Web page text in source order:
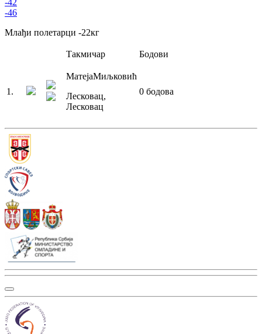
-46
Млађи полетарци -22кг
Такмичар Бодови
1 .
МатејаМиљковић
Лесковац,
Лесковац
0 бодова